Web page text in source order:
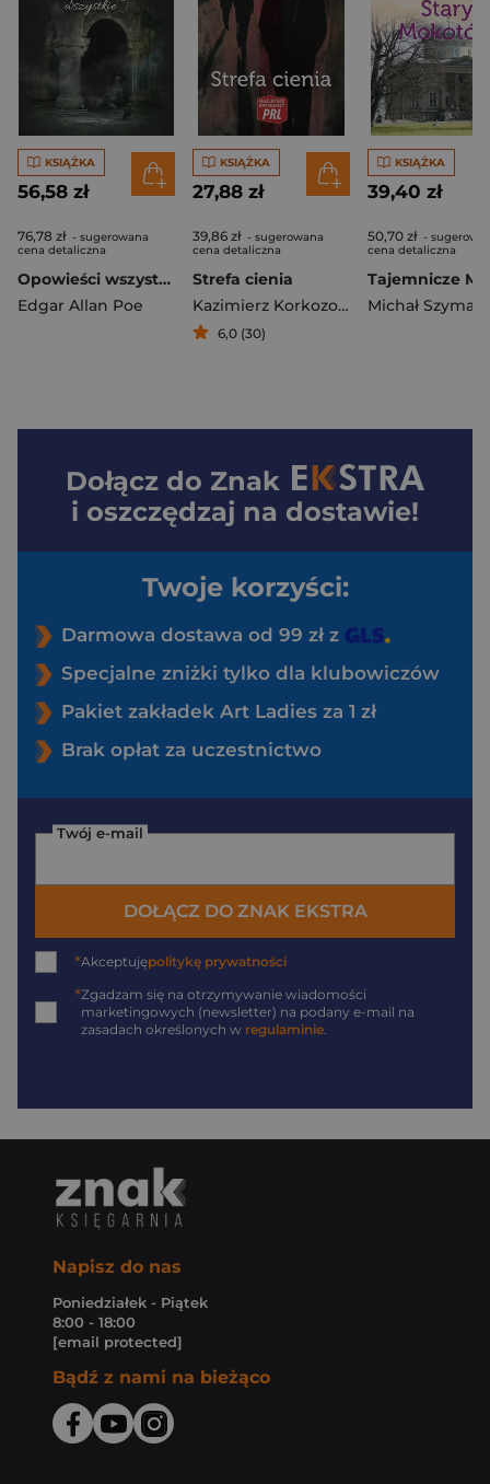
KSIĄŻKA
56,58 zł
76,78 zł - sugerowana
cena detaliczna
Opowieści wszystkie T.1
Edgar Allan Poe
KSIĄŻKA
27,88 zł
39,86 zł - sugerowana
cena detaliczna
Strefa cienia
Kazimierz Korkozowicz
6,0 (30)
KSIĄŻKA
39,40 zł
50,70 zł -
cena detaliczna
Michał
Dołącz do Znak
i oszczędzaj na dostawie!
Twoje korzyści:
Darmowa dostawa od 99 zł z
Specjalne zniżki tylko dla klubowiczów
Pakiet zakładek Art Ladies za 1 zł
Brak opłat za uczestnictwo
Twój e-mail
DOŁĄCZ DO ZNAK EKSTRA
*Akceptujępolitykę prywatności
*Zgadzam się na otrzymywanie wiadomości
marketingowych (newsletter) na podany e-mail na
zasadach określonych w regulaminie.
Napisz do nas
Poniedziałek - Piątek
8:00 - 18:00
[email protected]
Bądź z nami na bieżąco